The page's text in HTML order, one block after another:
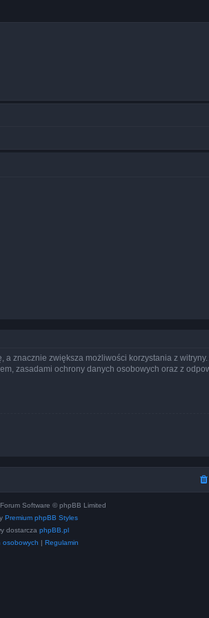
znacznie zwiększa możliwości korzystania z
zasadami ochrony danych osobowych oraz z
Software © phpBB Limited
Premium phpBB Styles
dostarcza phpBB.pl
osobowych | Regulamin